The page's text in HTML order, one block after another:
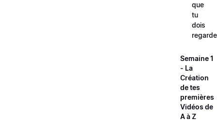
que
tu
dois
Semaine 1
- La
Création
de tes
premières
Vidéos de
A à Z